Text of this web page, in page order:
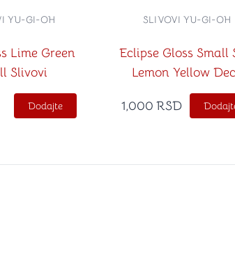
Lime Green
Slivovi
YU-GI-OH
Dodajte
Eclipse Gloss Small
Lemon Yellow
Protector
SLIVOVI YU-GI-OH
1,000 RSD